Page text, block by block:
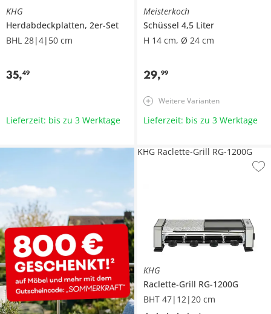
KHG
Herdabdeckplatten, 2er-Set
BHL 28|4|50 cm
35,49
Lieferzeit: bis zu 3 Werktage
Meisterkoch
Schüssel 4,5 Liter
H 14 cm, Ø 24 cm
29,99
Weitere Varianten
Lieferzeit: bis zu 3 Werktage
KHG
Raclette-Grill RG-1200G
BHT 47|12|20 cm
KHG Raclette-Grill RG-1200G